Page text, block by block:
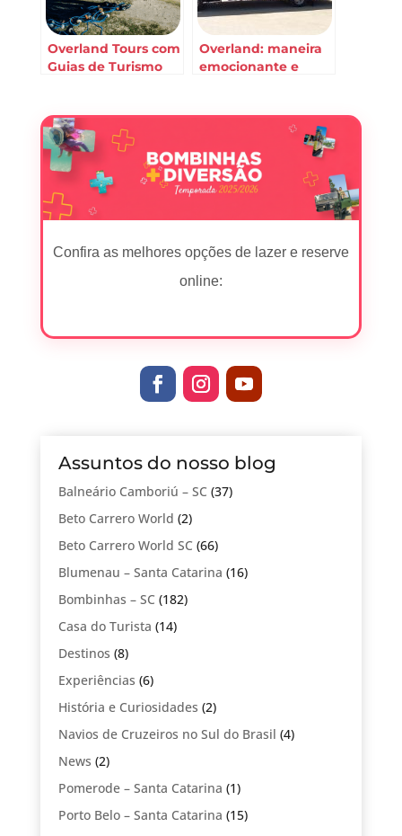
Overland Tours com
Guias de Turismo
Overland: maneira
emocionante e
Confira as melhores opções de lazer e reserve
online:
Assuntos do nosso blog
Balneário Camboriú – SC (37)
Beto Carrero World (2)
Beto Carrero World SC (66)
Blumenau – Santa Catarina (16)
Bombinhas – SC (182)
Casa do Turista (14)
Destinos (8)
Experiências (6)
História e Curiosidades (2)
Navios de Cruzeiros no Sul do Brasil (4)
News (2)
Pomerode – Santa Catarina (1)
Porto Belo – Santa Catarina (15)